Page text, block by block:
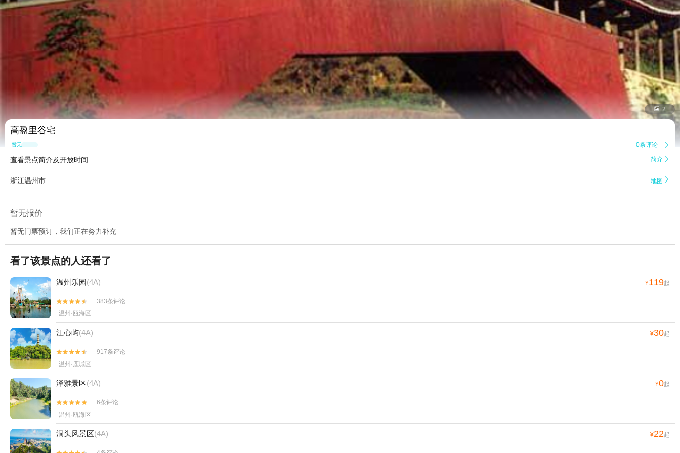
 2
高盈里谷宅
暂无点评 0条评论 
查看景点简介及开放时间 简介 
浙江温州市 地图 
暂无报价
暂无门票预订，我们正在努力补充
看了该景点的人还看了
温州乐园(4A) ¥119起


383条评论
温州·瓯海区
江心屿(4A) ¥30起


917条评论
温州·鹿城区
泽雅景区(4A) ¥0起


6条评论
温州·瓯海区
洞头风景区(4A) ¥22起